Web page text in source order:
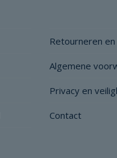
Retourneren en
Algemene
Privacy en
Contact